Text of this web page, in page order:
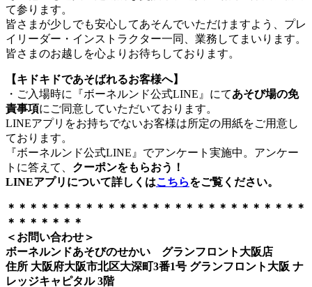
て参ります。
皆さまが少しでも安心してあそんでいただけますよう、プレ
イリーダー・インストラクター一同、業務してまいります。
皆さまのお越しを心よりお待ちしております。
【キドキドであそばれるお客様へ】
・ご入場時に『ボーネルンド公式LINE』にてあそび場の免
責事項にご同意していただいております。
LINEアプリをお持ちでないお客様は所定の用紙をご用意し
ております。
『ボーネルンド公式LINE』でアンケート実施中。アンケー
トに答えて、 クーポンをもらおう！
LINEアプリについて詳しくはこちらをご覧ください。
＊＊＊＊＊＊＊＊＊＊＊＊＊＊＊＊＊＊＊＊＊＊＊＊＊＊＊
＊＊＊＊＊＊＊
＜お問い合わせ＞
ボーネルンドあそびのせかい グランフロント大阪店
住所 大阪府大阪市北区大深町3番1号 グランフロント大阪 ナ
レッジキャピタル 3階